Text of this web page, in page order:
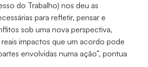
do Trabalho) nos deu as
para refletir, pensar e
sob uma nova perspectiva,
impactos que um acordo pode
envolvidas numa ação”, pontua